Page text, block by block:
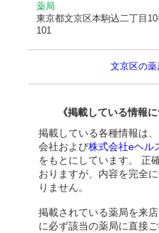
薬局
東京都文京区本駒込二丁目
101
文京区の薬
《掲載している情報
掲載している各種情報は
会社および株式会社eヘル
をもとにしています。 正
おりますが、内容を完全
りません。
掲載されている薬局を来
に必ず該当の薬局に直接ご